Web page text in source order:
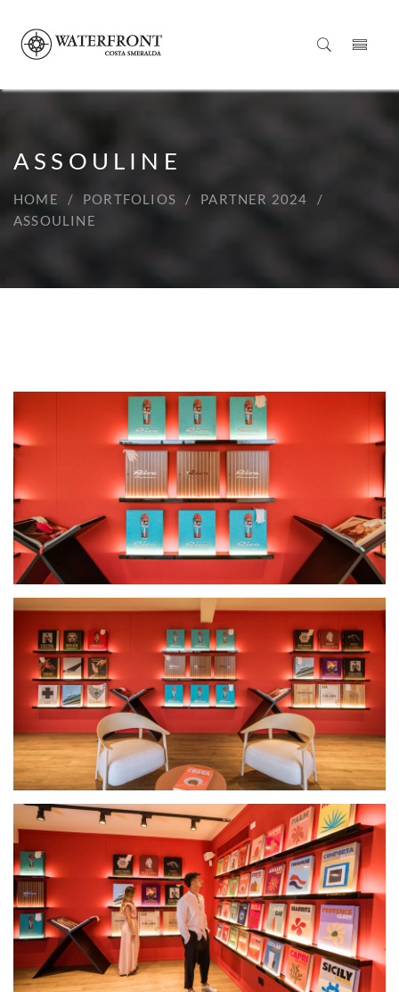
ASSOULINE
HOME PORTFOLIOS
PARTNER 2024
ASSOULINE